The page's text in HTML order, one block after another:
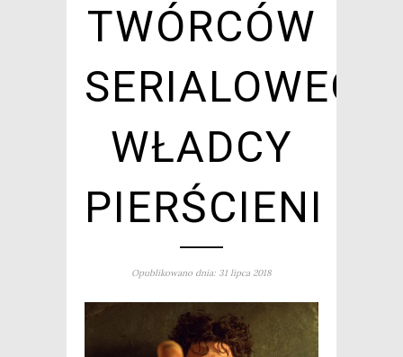
TWÓRCÓW
SERIALOWEGO
WŁADCY
PIERŚCIENI
Opublikowano dnia: 31 lipca 2018